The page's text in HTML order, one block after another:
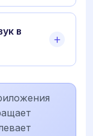
в